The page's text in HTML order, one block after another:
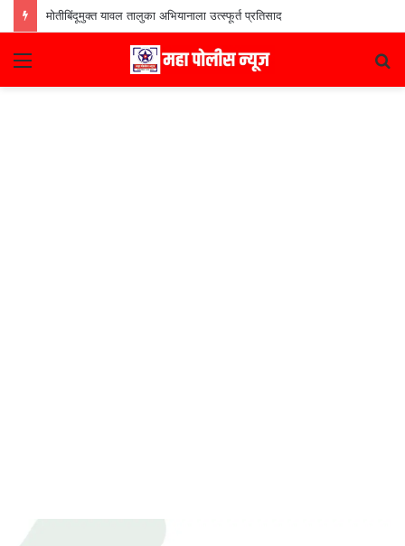
मोतीबिंदूमुक्त यावल तालुका अभियानाला उत्स्फूर्त प्रतिसाद
Menu